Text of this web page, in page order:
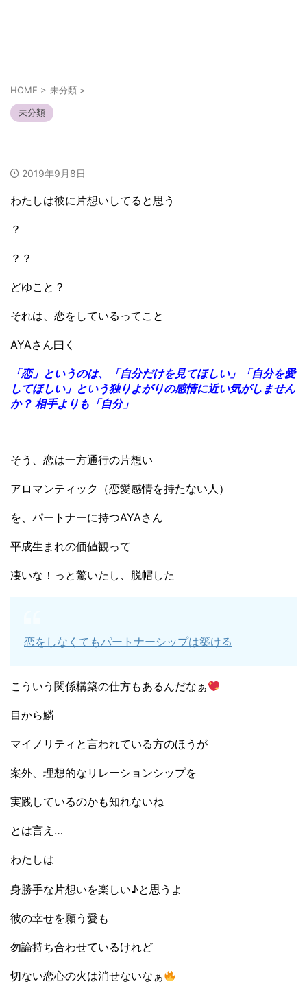
HOME > 未分類 >
未分類
2019年9月8日
わたしは彼に片想いしてると思う
？
？？
どゆこと？
それは、恋をしているってこと
AYAさん曰く
「恋」というのは、「自分だけを見てほしい」「自分を愛
してほしい」という独りよがりの感情に近い気がしません
か？ 相手よりも「自分」
そう、恋は一方通行の片想い
アロマンティック（恋愛感情を持たない人 ）
を、パートナーに持つAYAさん
平成生まれの価値観って
凄いな！っと驚いたし、脱帽した
恋をしなくてもパートナーシップは築ける
こういう関係構築の仕方もあるんだなぁ
目から鱗
マイノリティと言われている方のほうが
案外、理想的なリレーションシップを
実践しているのかも知れないね
とは言え…
わたしは
身勝手な片想いを楽しい♪と思うよ
彼の幸せを願う愛も
勿論持ち合わせているけれど
切ない恋心の火は消せないなぁ